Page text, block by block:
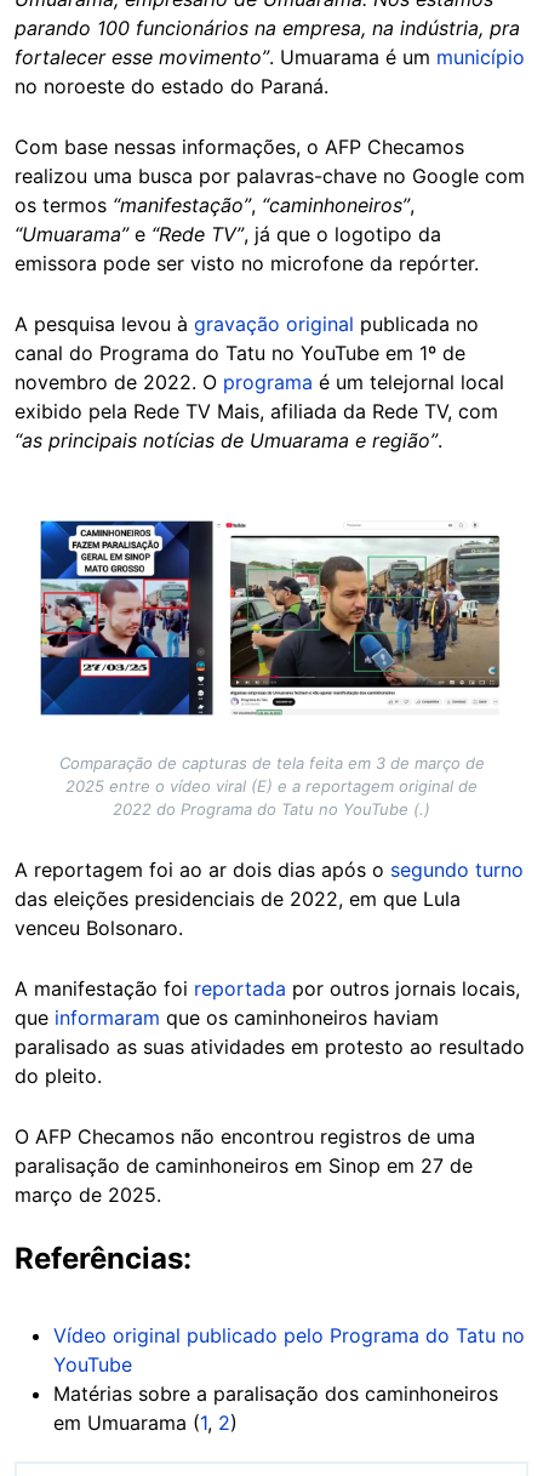
parando 100 funcionários na empresa, na indústria, pra
fortalecer esse movimento”. Umuarama é um município
no noroeste do estado do Paraná.
Com base nessas informações, o AFP Checamos
realizou uma busca por palavras-chave no Google com
os termos “manifestação”, “caminhoneiros”,
“Umuarama”e “Rede TV”, já que o logotipo da
emissora pode ser visto no microfone da repórter.
A pesquisa levou à gravação original publicada no
canal do Programa do Tatu no YouTube em 1º de
novembro de 2022. O programa é um telejornal local
exibido pela Rede TV Mais, afiliada da Rede TV, com
“as principais notícias de Umuarama e região”.
Image
Comparação de capturas de tela feita em 3 de março de
2025 entre o vídeo viral (E) e a reportagem original de
2022 do Programa do Tatu no YouTube (.)
A reportagem foi ao ar dois dias após o segundo turno
das eleições presidenciais de 2022, em que Lula
venceu Bolsonaro.
A manifestação foi reportada por outros jornais locais,
que informaram que os caminhoneiros haviam
paralisado as suas atividades em protesto ao resultado
do pleito.
O AFP Checamos não encontrou registros de uma
paralisação de caminhoneiros em Sinop em 27 de
março de 2025.
Referências:
Vídeo original publicado pelo Programa do Tatu no
YouTube
Matérias sobre a paralisação dos caminhoneiros
em Umuarama (1, 2)